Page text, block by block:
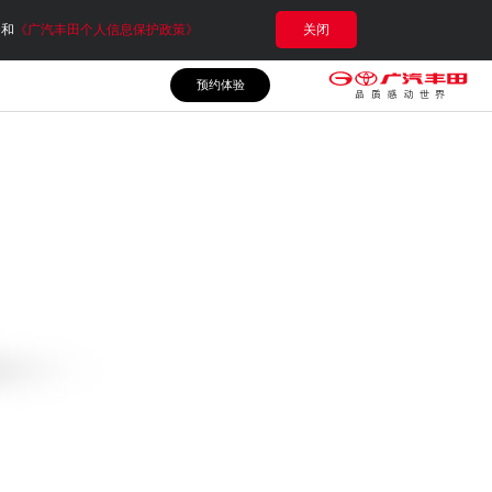
《广汽丰田个人信息保护政策》 关闭
预约体验